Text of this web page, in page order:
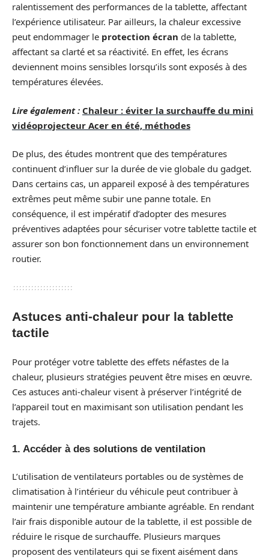
ralentissement des performances de la tablette, affectant
l’expérience utilisateur. Par ailleurs, la chaleur excessive
peut endommager le protection écran de la tablette,
affectant sa clarté et sa réactivité. En effet, les écrans
deviennent moins sensibles lorsqu’ils sont exposés à des
températures élevées.
Lire également : Chaleur : éviter la surchauffe du mini
vidéoprojecteur Acer en été, méthodes
De plus, des études montrent que des températures
continuent d’influer sur la durée de vie globale du gadget.
Dans certains cas, un appareil exposé à des températures
extrêmes peut même subir une panne totale. En
conséquence, il est impératif d’adopter des mesures
préventives adaptées pour sécuriser votre tablette tactile et
assurer son bon fonctionnement dans un environnement
routier.
Astuces anti-chaleur pour la tablette
tactile
Pour protéger votre tablette des effets néfastes de la
chaleur, plusieurs stratégies peuvent être mises en œuvre.
Ces astuces anti-chaleur visent à préserver l’intégrité de
l’appareil tout en maximisant son utilisation pendant les
trajets.
1. Accéder à des solutions de ventilation
L’utilisation de ventilateurs portables ou de systèmes de
climatisation à l’intérieur du véhicule peut contribuer à
maintenir une température ambiante agréable. En rendant
l’air frais disponible autour de la tablette, il est possible de
réduire le risque de surchauffe. Plusieurs marques
proposent des ventilateurs qui se fixent aisément dans